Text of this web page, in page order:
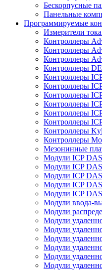
Бескорпусные
Панельные
Программируемые
Измерители
Контроллеры
Контроллеры
Контроллеры
Контроллеры
Контроллеры
Контроллеры
Контроллеры
Контроллеры
Контроллеры
Контроллеры
Контроллеры
Контроллеры
Мезонинные
Модули ICP
Модули ICP
Модули ICP
Модули ICP
Модули ICP
Модули ввода-
Модули
Модули
Модули
Модули
Модули
Модули
Модули